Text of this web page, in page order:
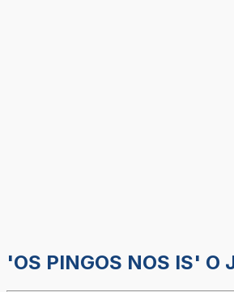
'OS PINGOS NOS IS' O